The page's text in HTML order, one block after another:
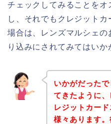
チェックしてみることをオ
し、それでもクレジット
場合は、レンズマルシェの
り込みにされてみてはいか
いかがだった
てきたように
レジットカー
様々あります